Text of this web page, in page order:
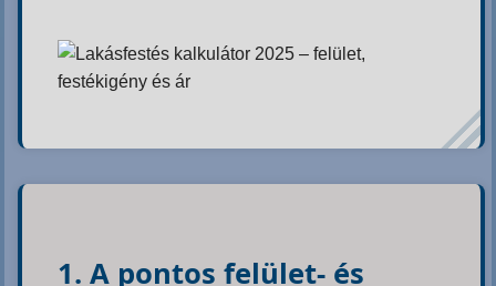
1. A pontos felület- és